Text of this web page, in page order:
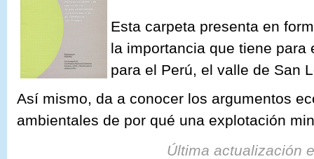
Esta carpeta presenta en
la importancia que tiene para
para el Perú, el valle de San
Así mismo, da a conocer los argumentos
ambientales de por qué una explotación
Última actualización